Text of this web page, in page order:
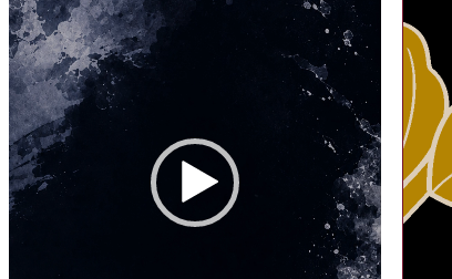
ー
ヤ
ー